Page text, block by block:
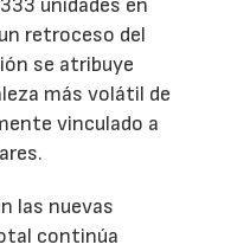
unidades en
retroceso del
se atribuye
más volátil de
vinculado a
las nuevas
continúa